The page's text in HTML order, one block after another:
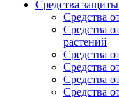
Средства
Средства
Средства
растений
Средства
Средства
Средства
Средства